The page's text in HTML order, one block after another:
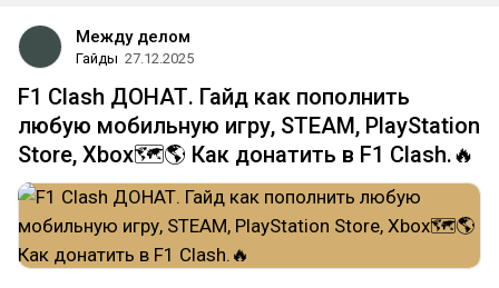
Между делом
Гайды 27.12.2025
F1 Clash ДОНАТ. Гайд как пополнить
любую мобильную игру, STEAM, PlayStation
Store, Xbox🗺️🌎 Как донатить в F1 Clash.🔥